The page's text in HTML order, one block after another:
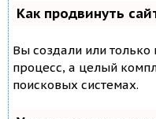
Как продвинуть
Вы создали или только
процесс, а целый
поисковых системах.